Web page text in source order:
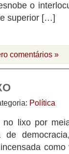
o
superior […]
comentários »
Política
lixo por
de